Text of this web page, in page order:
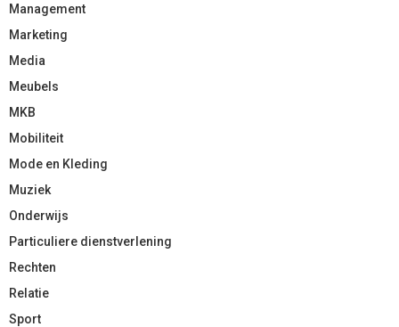
Management
Marketing
Media
Meubels
MKB
Mobiliteit
Mode en Kleding
Muziek
Onderwijs
Particuliere dienstverlening
Rechten
Relatie
Sport